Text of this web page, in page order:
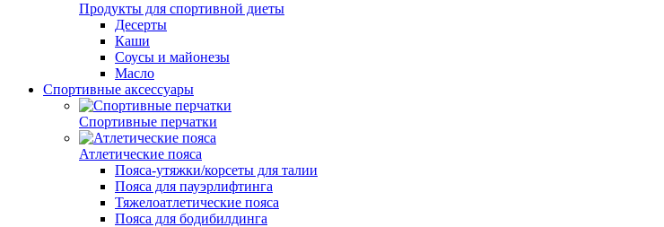
Продукты для спортивной диеты
Десерты
Каши
Соусы и майонезы
Масло
Спортивные аксессуары
Спортивные перчатки
Атлетические пояса
Пояса-утяжки/корсеты для талии
Пояса для пауэрлифтинга
Тяжелоатлетические пояса
Пояса для бодибилдинга